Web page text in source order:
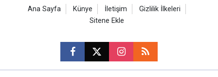
Ana Sayfa Künye İletişim
Gizlilik İlkeleri
Sitene Ekle